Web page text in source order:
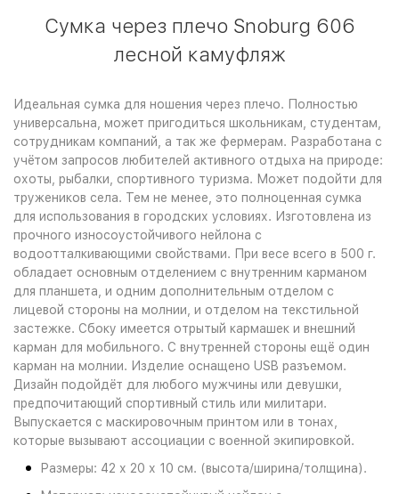
Сумка через плечо Snoburg 606
лесной камуфляж
Идеальная сумка для ношения через плечо. Полностью
универсальна, может пригодиться школьникам, студентам,
сотрудникам компаний, а так же фермерам. Разработана с
учётом запросов любителей активного отдыха на природе:
охоты, рыбалки, спортивного туризма. Может подойти для
тружеников села. Тем не менее, это полноценная сумка
для использования в городских условиях. Изготовлена из
прочного износоустойчивого нейлона с
водоотталкивающими свойствами. При весе всего в 500 г.
обладает основным отделением с внутренним карманом
для планшета, и одним дополнительным отделом с
лицевой стороны на молнии, и отделом на текстильной
застежке. Сбоку имеется отрытый кармашек и внешний
карман для мобильного. С внутренней стороны ещё один
карман на молнии. Изделие оснащено USB разъемом.
Дизайн подойдёт для любого мужчины или девушки,
предпочитающий спортивный стиль или милитари.
Выпускается с маскировочным принтом или в тонах,
которые вызывают ассоциации с военной экипировкой.
Размеры: 42 х 20 х 10 см. (высота/ширина/толщина).